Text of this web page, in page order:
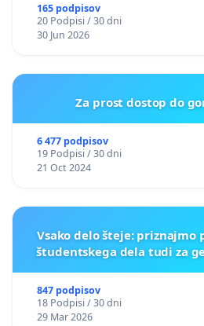
165 podpisov
20 Podpisi / 30 dni
30 Jun 2026
Za prost dostop do
6 477 podpisov
19 Podpisi / 30 dni
21 Oct 2024
Vsako delo šteje: priznajmo
študentskega dela tudi za
847 podpisov
18 Podpisi / 30 dni
29 Mar 2026